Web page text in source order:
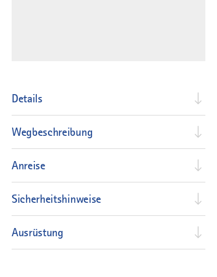
Details
Wegbeschreibung
Anreise
Sicherheitshinweise
Ausrüstung